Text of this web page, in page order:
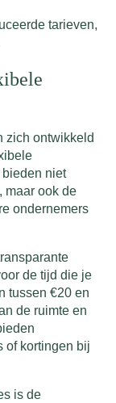
tarieven,
zich ontwikkeld
niet
maar ook de
ondernemers
de tijd die je
tussen €20 en
de ruimte en
of kortingen bij
is de